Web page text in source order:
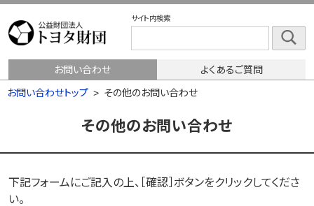
サイト内検索
お問い合わせ よくあるご質問
お問い合わせトップ その他のお問い合わせ
その他のお問い合わせ
下記フォームにご記入の上、［確認］ボタンをクリックしてくださ
い。